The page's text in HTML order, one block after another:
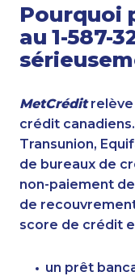
Pourquoi
au 1-587-
MetCréditrelève
crédit
Transunion,
de bureaux de
non-paiement
de
score de crédit
un prêt